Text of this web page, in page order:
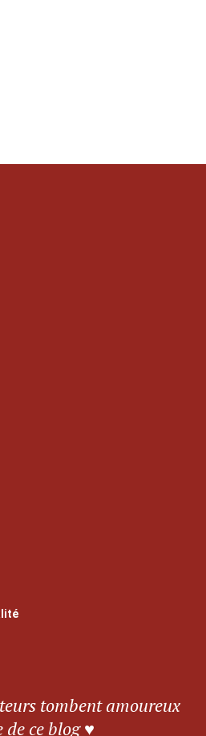
tombent amoureux
de ce blog ♥